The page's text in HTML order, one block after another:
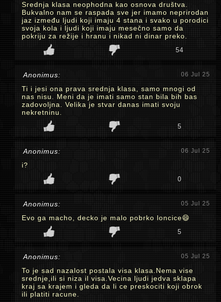
Srednja klasa neophodna kao osnova društva.
Bukvalno nam se raspada sve jer imamo neprirodan
jaz između ljudi koji imaju 4 stana i svako u porodici
svoja kola i ljudi koji imaju mesečno samo da
pokriju za režije i hranu i nikad ni dinar preko.
54
Anonimus: 06 Jul 25
Ti i jesi ona prava srednja klasa, samo mnogi od
nas nisu. Meni da je imati samo stan bila bih bas
zadovoljna. Velika je stvar danas imati svoju
nekretninu.
5
Anonimus: 06 Jul 25
i?
0
Anonimus: 05 Jul 25
Evo ga macho, decko je malo pobrko loncice😄
5
Anonimus: 05 Jul 25
To je sad nazalost postala visa klasa.Nema vise
srednje,ili si niza il visa.Vecina ljudi jedva sklapa
kraj sa krajem i gleda da li ce preskociti koji obrok
ili platiti racune.